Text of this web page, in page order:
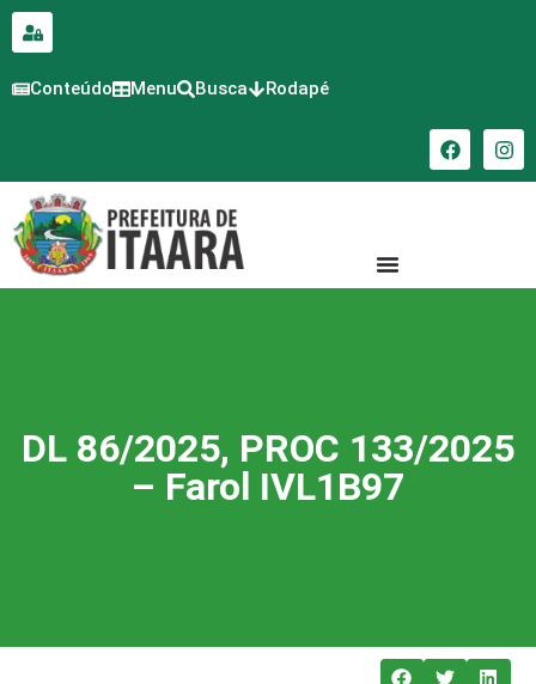
conteúdo
Conteúdo Menu Busca Rodapé
DL 86/2025, PROC 133/2025
– Farol IVL1B97